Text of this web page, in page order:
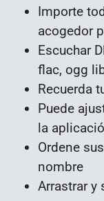
Importe
acogedor
Escuchar
flac, ogg
Recuerda
Puede
la
Ordene
nombre
Arrastrar y